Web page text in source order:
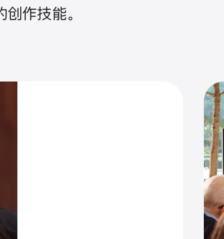
作技能。